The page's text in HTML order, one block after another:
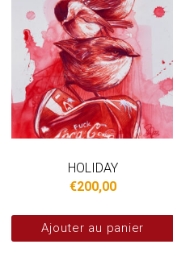
HOLIDAY
€200,00
Ajouter au panier